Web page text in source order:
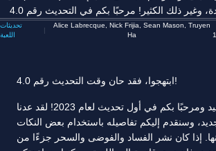
تحديثات
اللعبة
Alice Labrecque, Nick Frijia, Sean Mason, Truyen
Ha
ابتهجوا، فقد حان وقت التحديث رقم 4.0!
عام قمري جديد سعيد ومرحبًا بكم في أول تحديث لعام 2023! لقد عدنا
وسنقدم إليكم تفاصيله باستخدام بعض النكات
إذا كان نشر الفساد والفوضى والسحر جزءًا من